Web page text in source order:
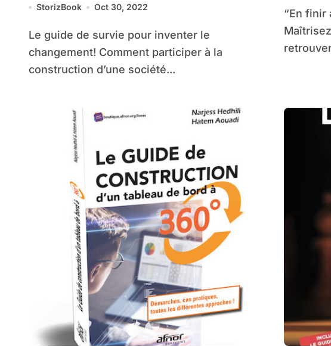
StorizBook Oct 30, 2022
Le guide de survie pour inventer le
changement! Comment participer à la
construction d’une société...
“En finir avec l’infobésité” de Julien Gueniat :